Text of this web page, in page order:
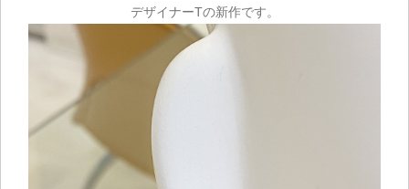
デザイナーTの新作です。